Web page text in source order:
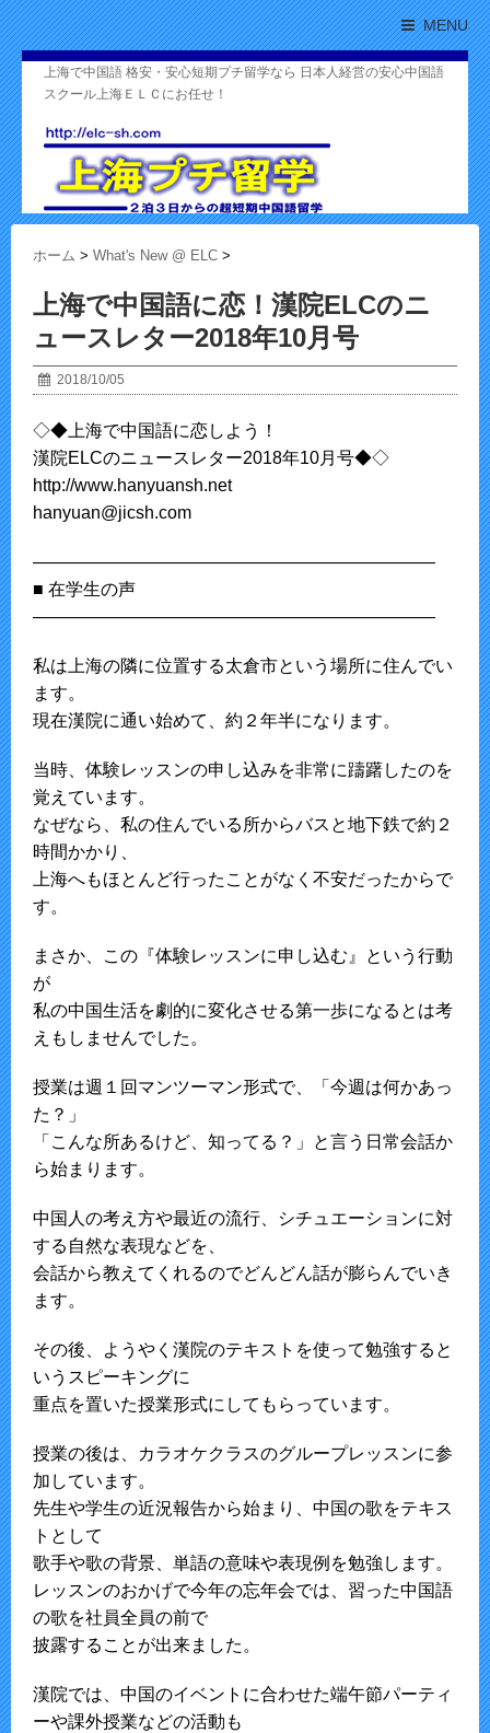
MENU
上海で中国語 格安・安心短期プチ留学なら 日本人経営の安心中国語
スクール上海ＥＬＣにお任せ！
ホーム > What's New @ ELC >
上海で中国語に恋！漢院ELCのニ
ュースレター2018年10月号
2018/10/05
◇◆上海で中国語に恋しよう！
漢院ELCのニュースレター2018年10月号◆◇
http://www.hanyuansh.net
hanyuan@jicsh.com
———————————————————————
■ 在学生の声
———————————————————————
私は上海の隣に位置する太倉市という場所に住んでい
ます。
現在漢院に通い始めて、約２年半になります。
当時、体験レッスンの申し込みを非常に躊躇したのを
覚えています。
なぜなら、私の住んでいる所からバスと地下鉄で約２
時間かかり、
上海へもほとんど行ったことがなく不安だったからで
す。
まさか、この『体験レッスンに申し込む』という行動
が
私の中国生活を劇的に変化させる第一歩になるとは考
えもしませんでした。
授業は週１回マンツーマン形式で、「今週は何かあっ
た？」
「こんな所あるけど、知ってる？」と言う日常会話か
ら始まります。
中国人の考え方や最近の流行、シチュエーションに対
する自然な表現などを、
会話から教えてくれるのでどんどん話が膨らんでいき
ます。
その後、ようやく漢院のテキストを使って勉強すると
いうスピーキングに
重点を置いた授業形式にしてもらっています。
授業の後は、カラオケクラスのグループレッスンに参
加しています。
先生や学生の近況報告から始まり、中国の歌をテキス
トとして
歌手や歌の背景、単語の意味や表現例を勉強します。
レッスンのおかげで今年の忘年会では、習った中国語
の歌を社員全員の前で
披露することが出来ました。
漢院では、中国のイベントに合わせた端午節パーティ
ーや課外授業などの活動も